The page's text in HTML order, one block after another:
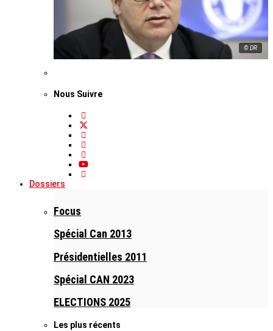
© DR
Nous Suivre
Dossiers
Focus
Spécial Can 2013
Présidentielles 2011
Spécial CAN 2023
ELECTIONS 2025
Les plus récents